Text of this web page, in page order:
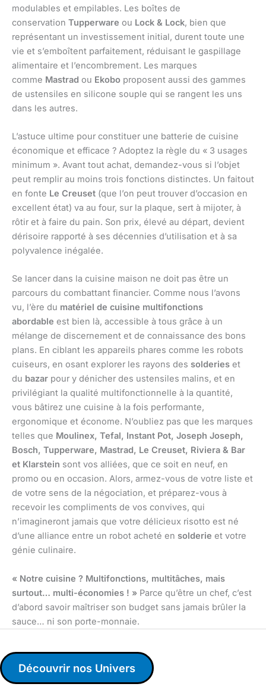
modulables et empilables. Les boîtes de
conservation Tupperware ou Lock & Lock, bien que
représentant un investissement initial, durent toute une
vie et s’emboîtent parfaitement, réduisant le gaspillage
alimentaire et l’encombrement. Les marques
comme Mastrad ou Ekobo proposent aussi des gammes
de ustensiles en silicone souple qui se rangent les uns
dans les autres.
L’astuce ultime pour constituer une batterie de cuisine
économique et efficace ? Adoptez la règle du « 3 usages
minimum ». Avant tout achat, demandez-vous si l’objet
peut remplir au moins trois fonctions distinctes. Un faitout
en fonte Le Creuset (que l’on peut trouver d’occasion en
excellent état) va au four, sur la plaque, sert à mijoter, à
rôtir et à faire du pain. Son prix, élevé au départ, devient
dérisoire rapporté à ses décennies d’utilisation et à sa
polyvalence inégalée.
Se lancer dans la cuisine maison ne doit pas être un
parcours du combattant financier. Comme nous l’avons
vu, l’ère du matériel de cuisine multifonctions
abordable est bien là, accessible à tous grâce à un
mélange de discernement et de connaissance des bons
plans. En ciblant les appareils phares comme les robots
cuiseurs, en osant explorer les rayons des solderies et
du bazar pour y dénicher des ustensiles malins, et en
privilégiant la qualité multifonctionnelle à la quantité,
vous bâtirez une cuisine à la fois performante,
ergonomique et économe. N’oubliez pas que les marques
telles que Moulinex, Tefal, Instant Pot, Joseph Joseph,
Bosch, Tupperware, Mastrad, Le Creuset, Riviera & Bar
et Klarstein sont vos alliées, que ce soit en neuf, en
promo ou en occasion. Alors, armez-vous de votre liste et
de votre sens de la négociation, et préparez-vous à
recevoir les compliments de vos convives, qui
n’imagineront jamais que votre délicieux risotto est né
d’une alliance entre un robot acheté en solderie et votre
génie culinaire.
« Notre cuisine ? Multifonctions, multitâches, mais
surtout… multi-économies ! » Parce qu’être un chef, c’est
d’abord savoir maîtriser son budget sans jamais brûler la
sauce… ni son porte-monnaie.
Découvrir nos Univers